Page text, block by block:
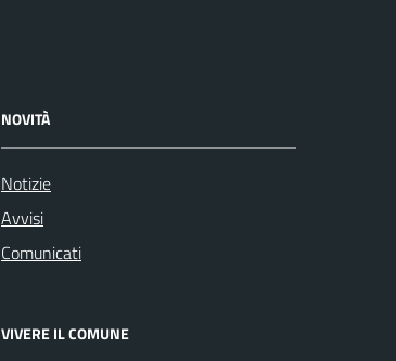
NOVITÀ
Notizie
Avvisi
Comunicati
VIVERE IL COMUNE